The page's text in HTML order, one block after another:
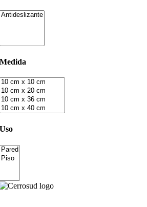
Medida
Uso